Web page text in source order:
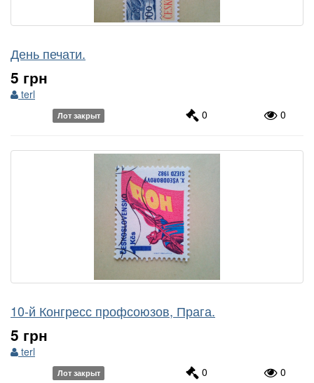
День печати.
5 грн
terl
Лот закрыт 0 0
10-й Конгресс профсоюзов, Прага.
5 грн
terl
Лот закрыт 0 0